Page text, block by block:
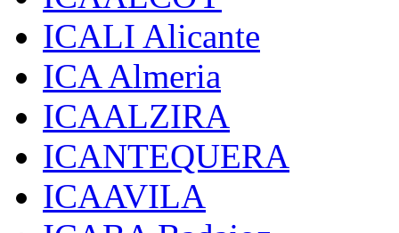
ICALI Alicante
ICA Almeria
ICAALZIRA
ICANTEQUERA
ICAAVILA